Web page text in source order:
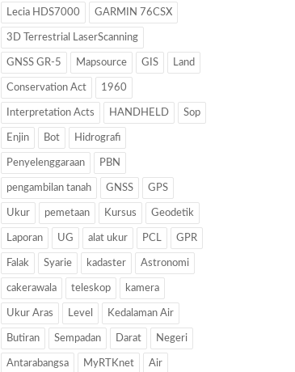
Lecia HDS7000 GARMIN 76CSX
3D Terrestrial LaserScanning
GNSS GR-5 Mapsource GIS Land
Conservation Act 1960
Interpretation Acts HANDHELD Sop
Enjin Bot Hidrografi
Penyelenggaraan PBN
pengambilan tanah GNSS GPS
Ukur pemetaan Kursus Geodetik
Laporan UG alat ukur PCL GPR
Falak Syarie kadaster Astronomi
cakerawala teleskop kamera
Ukur Aras Level Kedalaman Air
Butiran Sempadan Darat Negeri
Antarabangsa MyRTKnet Air